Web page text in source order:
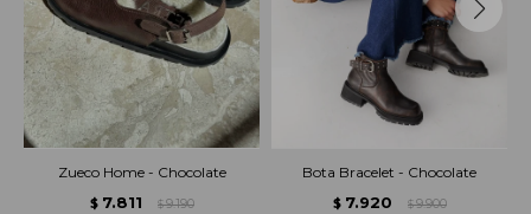
Zueco Home - Chocolate
$ 7.811 $ 9.190
Bota Bracelet - Chocolate
$ 7.920 $ 9.900